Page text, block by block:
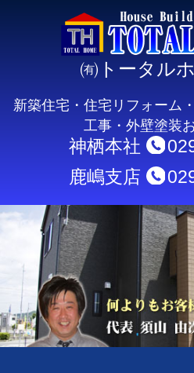
㈲トータル
新築住宅・住宅リフォーム
工事・外壁塗装
神栖本社
鹿嶋支店